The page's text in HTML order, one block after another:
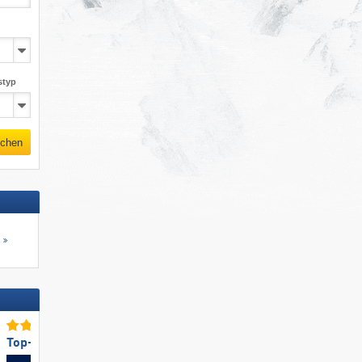
Top-Pistenangebot